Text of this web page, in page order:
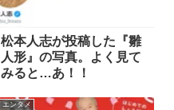
松本人志が投稿した『雛
人形』の写真。よく見て
みると…あ！！
エンタメ